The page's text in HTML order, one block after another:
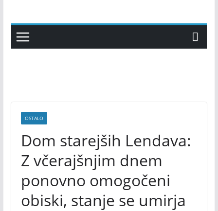
content
OSTALO
Dom starejših Lendava:
Z včerajšnjim dnem
ponovno omogočeni
obiski, stanje se umirja